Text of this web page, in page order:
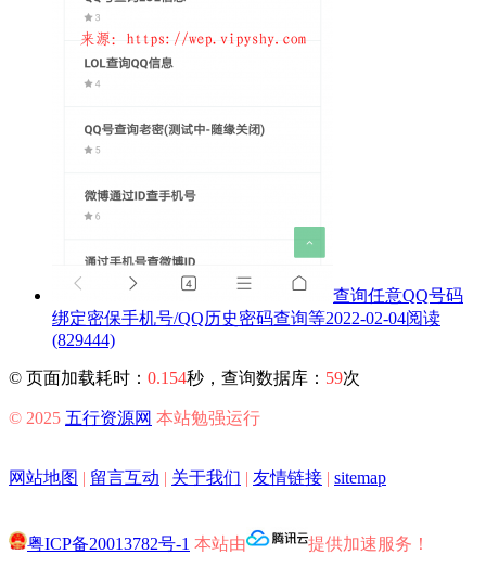
查询任意QQ号码
绑定密保手机号/QQ历史密码查询等2022-02-04阅读
(829444)
© 页面加载耗时： 0.154秒，查询数据库： 59次
© 2025 五行资源网 本站勉强运行
网站地图 | 留言互动 | 关于我们 | 友情链接 | sitemap
粤ICP备20013782号-1 本站由 提供加速服务！